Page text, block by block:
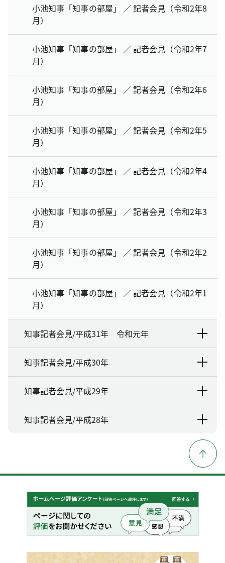
小池知事「知事の部屋」 ／ 記者会見（令和2年8
月）
小池知事「知事の部屋」 ／ 記者会見（令和2年7
月）
小池知事「知事の部屋」 ／ 記者会見（令和2年6
月）
小池知事「知事の部屋」 ／ 記者会見（令和2年5
月）
小池知事「知事の部屋」 ／ 記者会見（令和2年4
月）
小池知事「知事の部屋」 ／ 記者会見（令和2年3
月）
小池知事「知事の部屋」 ／ 記者会見（令和2年2
月）
小池知事「知事の部屋」 ／ 記者会見（令和2年1
月）
知事記者会見/平成31年 令和元年
知事記者会見/平成30年
知事記者会見/平成29年
知事記者会見/平成28年